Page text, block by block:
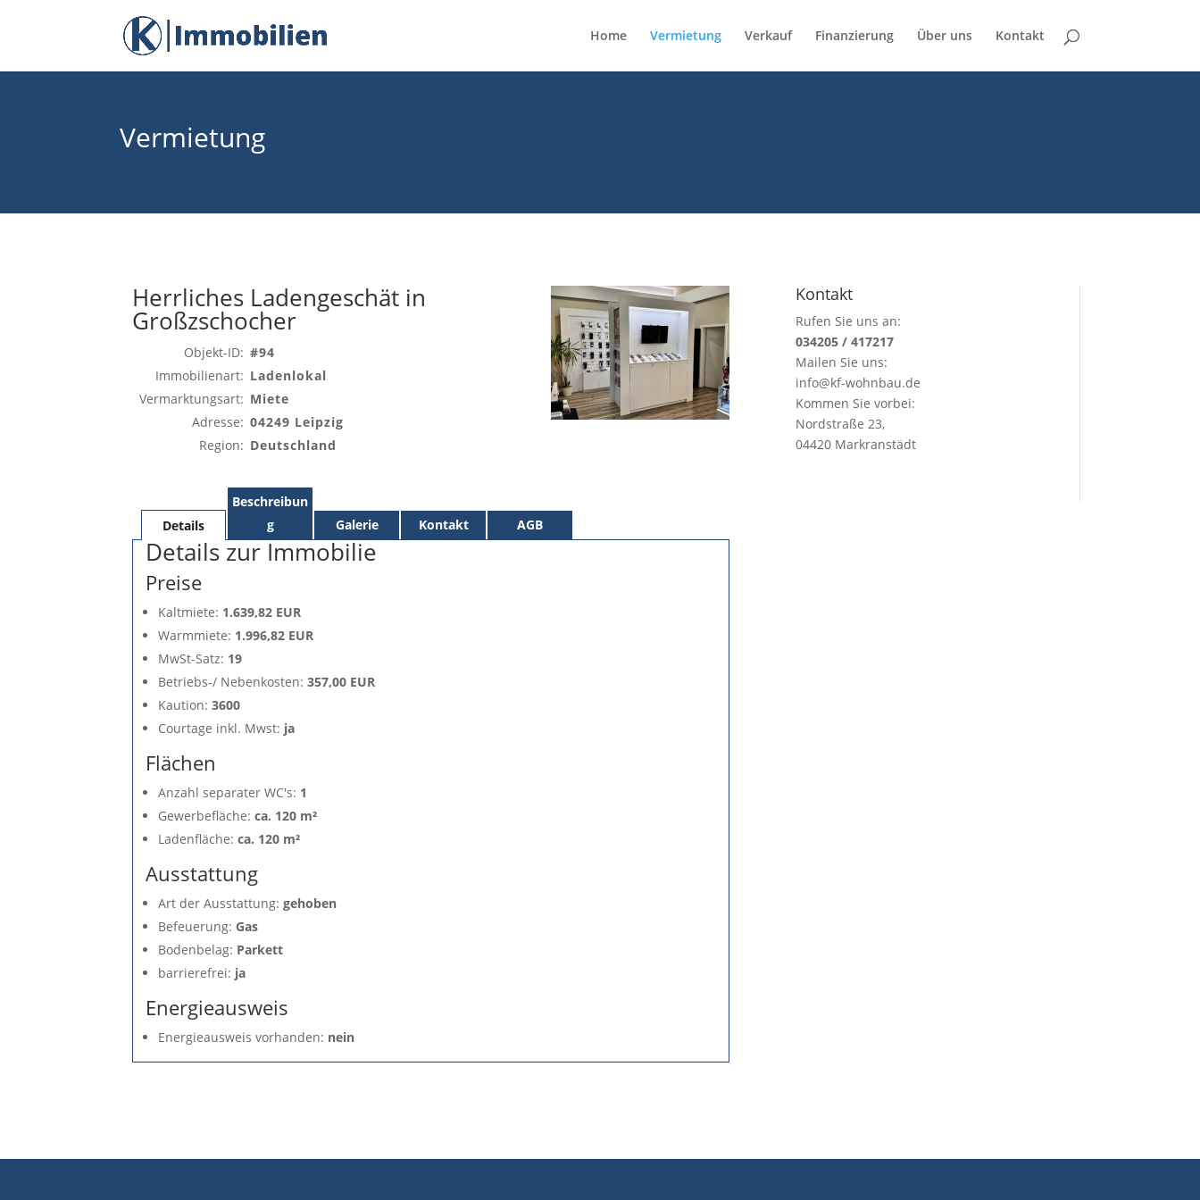
Home Vermietung Verkauf Finanzierung Über uns Kontakt
Vermietung
Herrliches Ladengeschät in
Großzschocher
Objekt-ID: #94
Immobilienart: Ladenlokal
Vermarktungsart: Miete
Adresse: 04249 Leipzig
Region: Deutschland
Details
Beschreibun
g
Galerie Kontakt AGB
Details zur Immobilie
Preise
Kaltmiete: 1.639,82 EUR
Warmmiete: 1.996,82 EUR
MwSt-Satz: 19
Betriebs-/ Nebenkosten:357,00 EUR
Kaution:3600
Courtage inkl. Mwst: ja
Flächen
Anzahl separater WC's: 1
Gewerbefläche:ca. 120 m²
Ladenfläche:ca. 120 m²
Ausstattung
Art der Ausstattung:gehoben
Befeuerung:Gas
Bodenbelag: Parkett
barrierefrei: ja
Energieausweis
Energieausweis vorhanden: nein
Kontakt
Rufen Sie uns an:
034205 / 417217
Mailen Sie uns:
info@kf-wohnbau.de
Kommen Sie vorbei:
Nordstraße 23,
04420 Markranstädt